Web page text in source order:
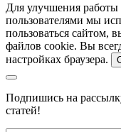
Для улучшения работы
пользователями мы
пользоваться сайтом,
файлов cookie. Вы
настройках браузера.
Подпишись на
статей!